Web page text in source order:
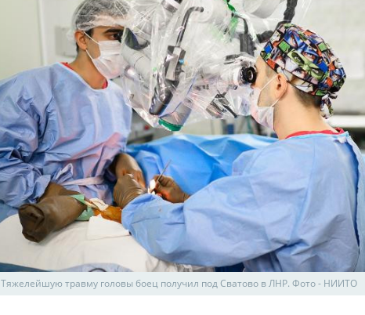
Тяжелейшую травму головы боец получил под Сватово в ЛНР. Фото - НИИТО